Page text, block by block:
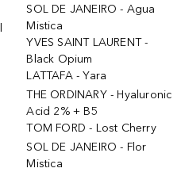
SOL DE JANEIRO - Agua
Mistica
YVES SAINT LAURENT -
Black Opium
LATTAFA - Yara
THE ORDINARY - Hyaluronic
Acid 2% + B5
TOM FORD - Lost Cherry
SOL DE JANEIRO - Flor
Mistica